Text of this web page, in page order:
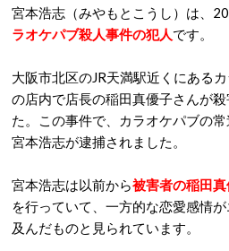
宮本浩志（みやもとこうし）は、
ラオケパブ殺人事件の犯人 です。
大阪市北区のJR天満駅近くにある
の店内で店長の稲田真優子さんが殺
た。この事件で、カラオケパブの
宮本浩志が逮捕されました。
宮本浩志は以前から被害者の稲田
を行っていて、一方的な恋愛感情
及んだものと見られています。